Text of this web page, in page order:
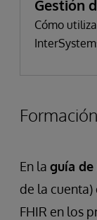
Gestión
Cómo
Formación
En la guía de
de la
FHIR en los